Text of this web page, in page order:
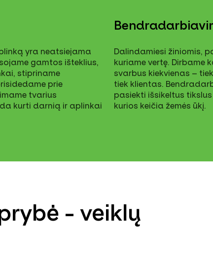
yra neatsiejama
gamtos išteklius,
stipriname
prie
tvarius
kurti darnią ir aplinkai
Dalindamiesi žiniomis,
kuriame vertę. Dirbame
svarbus kiekvienas –
tiek klientas.
pasiekti išsikeltus
kurios keičia žemės ūkį.
- veiklų